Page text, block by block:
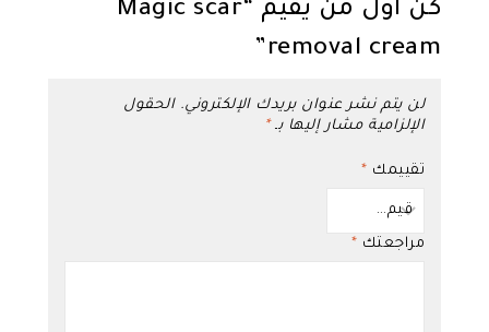
كن أول من يقيم “Magic scar
removal cream”
لن يتم نشر عنوان بريدك الإلكتروني. الحقول
الإلزامية مشار إليها بـ*
تقييمك *
مراجعتك *